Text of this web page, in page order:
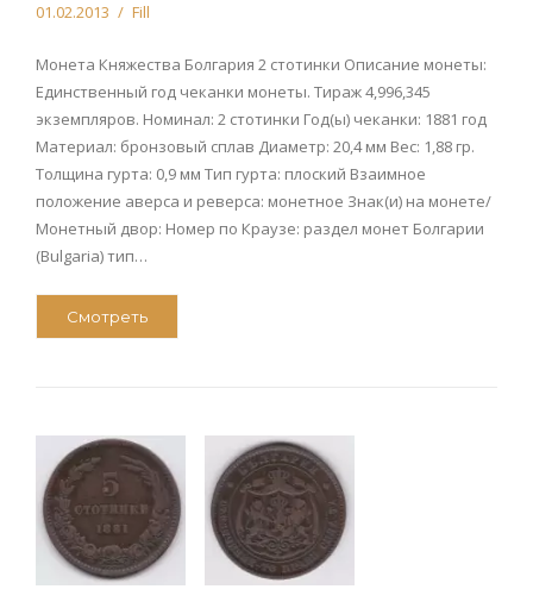
01.02.2013 Fill
Монета Княжества Болгария 2 стотинки Описание монеты:
Единственный год чеканки монеты. Тираж 4,996,345
экземпляров. Номинал: 2 стотинки Год(ы) чеканки: 1881 год
Материал: бронзовый сплав Диаметр: 20,4 мм Вес: 1,88 гр.
Толщина гурта: 0,9 мм Тип гурта: плоский Взаимное
положение аверса и реверса: монетное Знак(и) на монете/
Монетный двор: Номер по Краузе: раздел монет Болгарии
(Bulgaria) тип…
Смотреть